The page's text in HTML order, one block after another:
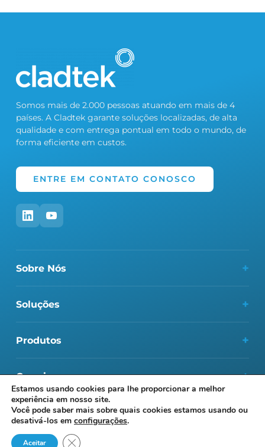
Somos mais de 2.000 pessoas atuando em mais de 4
países. A Cladtek garante soluções localizadas, de alta
qualidade e com entrega pontual em todo o mundo, de
forma eficiente em custos.
ENTRE EM CONTATO CONOSCO
Sobre Nós +
Inovação
Excelência operacional
Locais
Soluções +
CCUS E CCS
Produtos +
Tubos e conexões revestidos com sobreposição de solda
Mechanically Lined Tubulars
Carreiras +
Carreiras
Academia Cladtek
Programa Great People da Cladtek
Cookies Termos de usoPolítica de privacidade
Estamos usando cookies para lhe proporcionar a melhor
experiência em nosso site.
Você pode saber mais sobre quais cookies estamos usando ou
desativá-los em configurações.
Aceitar Fechar o banner do cookie do GDPR